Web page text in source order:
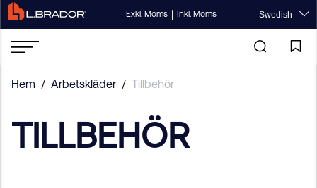
Exkl. Moms | Inkl. Moms Swedish
Hem / Arbetskläder / Tillbehör
TILLBEHÖR